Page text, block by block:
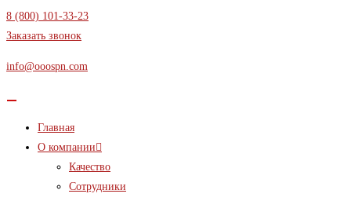
Перейти
к
8 (800) 101-33-23
Заказать звонок
info@ooospn.com
Главная
О компании
Качество
Сотрудники